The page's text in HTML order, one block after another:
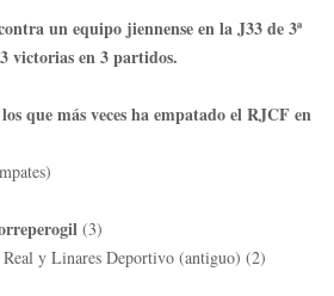
un equipo jiennense en la J33 de 3ª
victorias en 3 partidos.
que más veces ha empatado el RJCF en
(3)
y Linares Deportivo (antiguo) (2)